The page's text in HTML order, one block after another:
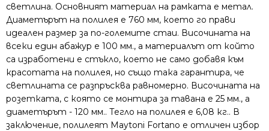
светлина. Основният материал на рамката е метал.
Диаметърът на полилея е 760 мм, което го прави
идеален размер за по-големите стаи. Височината на
всеки един абажур е 100 мм., а материалът от който
са изработени е стъкло, което не само добавя към
красотата на полилея, но също така гарантира, че
светлината се разпръсква равномерно. Височината на
розетката, с която се монтира за тавана е 25 мм., а
диаметърът - 120 мм.. Тегло на полилея е 6,08 кг.. В
заключение, полилеят Maytoni Fortano е отличен избор